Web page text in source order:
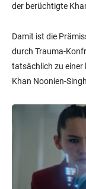
der berüchtigte
Damit ist die
durch Trauma-
tatsächlich zu einer
Khan Noonien-